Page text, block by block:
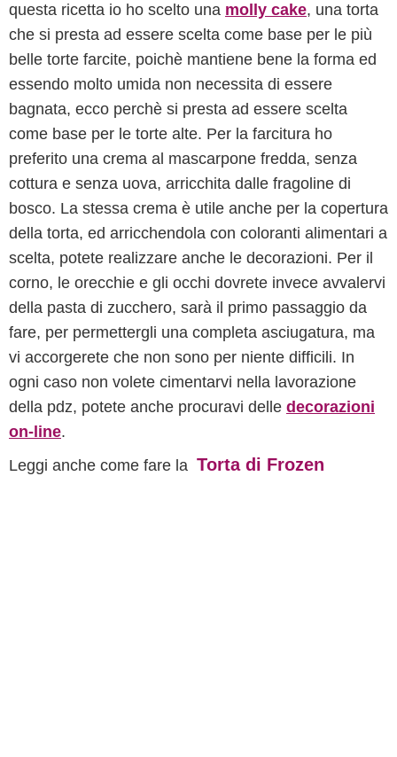
questa ricetta io ho scelto una molly cake, una torta
che si presta ad essere scelta come base per le più
belle torte farcite, poichè mantiene bene la forma ed
essendo molto umida non necessita di essere
bagnata, ecco perchè si presta ad essere scelta
come base per le torte alte. Per la farcitura ho
preferito una crema al mascarpone fredda, senza
cottura e senza uova, arricchita dalle fragoline di
bosco. La stessa crema è utile anche per la copertura
della torta, ed arricchendola con coloranti alimentari a
scelta, potete realizzare anche le decorazioni. Per il
corno, le orecchie e gli occhi dovrete invece avvalervi
della pasta di zucchero, sarà il primo passaggio da
fare, per permettergli una completa asciugatura, ma
vi accorgerete che non sono per niente difficili. In
ogni caso non volete cimentarvi nella lavorazione
della pdz, potete anche procuravi delle decorazioni
on-line.
Leggi anche come fare la Torta di Frozen